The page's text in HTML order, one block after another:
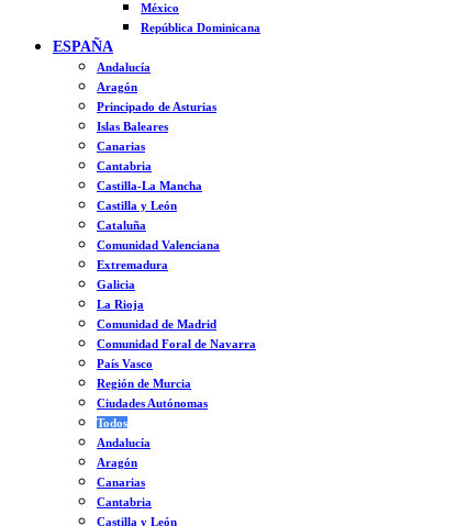
México
República Dominicana
ESPAÑA
Andalucía
Aragón
Principado de Asturias
Islas Baleares
Canarias
Cantabria
Castilla-La Mancha
Castilla y León
Cataluña
Comunidad Valenciana
Extremadura
Galicia
La Rioja
Comunidad de Madrid
Comunidad Foral de Navarra
País Vasco
Región de Murcia
Ciudades Autónomas
Todos
Andalucía
Aragón
Canarias
Cantabria
Castilla y León